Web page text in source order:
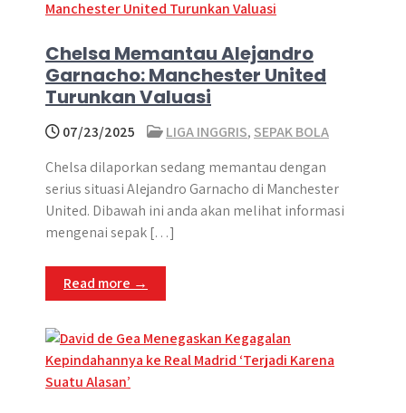
Chelsa Memantau Alejandro
Garnacho: Manchester United
Turunkan Valuasi
07/23/2025 LIGA INGGRIS, SEPAK BOLA
Chelsa dilaporkan sedang memantau dengan
serius situasi Alejandro Garnacho di Manchester
United. Dibawah ini anda akan melihat informasi
mengenai sepak […]
Read more →